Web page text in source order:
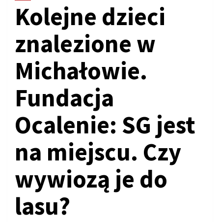
Kolejne dzieci
znalezione w
Michałowie.
Fundacja
Ocalenie: SG jest
na miejscu. Czy
wywiozą je do
lasu?